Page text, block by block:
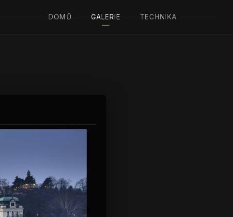
DOMŮ GALERIE TECHNIKA